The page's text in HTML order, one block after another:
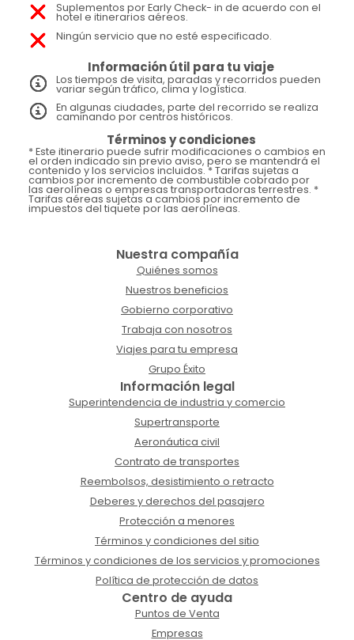
Suplementos por Early Check- in de acuerdo con el
hotel e itinerarios aéreos.
Ningún servicio que no esté especificado.
Información útil para tu viaje
Los tiempos de visita, paradas y recorridos pueden
variar según tráfico, clima y logística.
En algunas ciudades, parte del recorrido se realiza
caminando por centros históricos.
Términos y condiciones
* Este itinerario puede sufrir modificaciones o cambios en
el orden indicado sin previo aviso, pero se mantendrá el
contenido y los servicios incluidos. * Tarifas sujetas a
cambios por incremento de combustible cobrado por
las aerolíneas o empresas transportadoras terrestres. *
Tarifas aéreas sujetas a cambios por incremento de
impuestos del tiquete por las aerolíneas.
Nuestra compañía
Quiénes somos
Nuestros beneficios
Gobierno corporativo
Trabaja con nosotros
Viajes para tu empresa
Grupo Éxito
Información legal
Superintendencia de industria y comercio
Supertransporte
Aeronáutica civil
Contrato de transportes
Reembolsos, desistimiento o retracto
Deberes y derechos del pasajero
Protección a menores
Términos y condiciones del sitio
Términos y condiciones de los servicios y promociones
Política de protección de datos
Centro de ayuda
Puntos de Venta
Empresas